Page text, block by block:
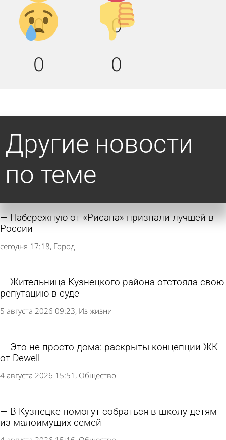
0 0
Грусть :(
0
Палец
вниз!
0
Другие новости
по теме
Набережную от «Рисана» признали лучшей в
России
сегодня 17:18 Город
Жительница Кузнецкого района отстояла свою
репутацию в суде
5 августа 2026 09:23 Из жизни
Это не просто дома: раскрыты концепции ЖК
от Dewell
4 августа 2026 15:51 Общество
В Кузнецке помогут собраться в школу детям
из малоимущих семей